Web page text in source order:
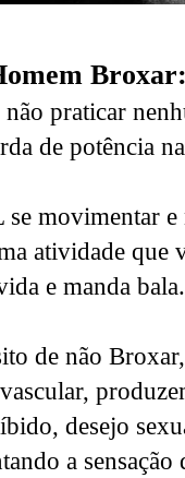
praticar
de potência
movimentar e
atividade que
e manda bala.
de não
p
desejo
a